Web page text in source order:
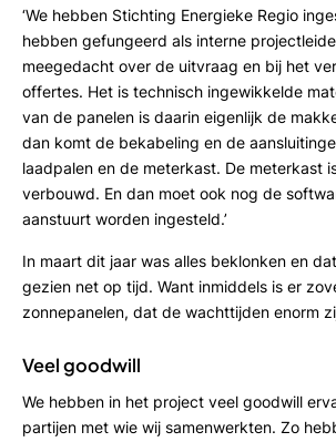
‘We hebben Stichting Energieke Regio
hebben gefungeerd als interne
meegedacht over de uitvraag en bij het
offertes. Het is technisch ingewikkelde
van de panelen is daarin eigenlijk de
dan komt de bekabeling en de
laadpalen en de meterkast. De meterkast
verbouwd. En dan moet ook nog de
aanstuurt worden ingesteld.’
In maart dit jaar was alles beklonken en
gezien net op tijd. Want inmiddels is er
zonnepanelen, dat de wachttijden enorm
Veel goodwill
We hebben in het project veel goodwill
partijen met wie wij samenwerkten. Zo